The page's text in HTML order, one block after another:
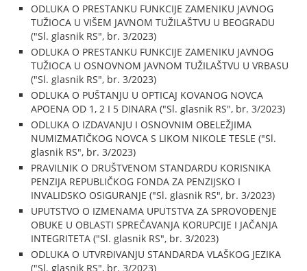
ODLUKA O PRESTANKU FUNKCIJE ZAMENIKU JAVNOG
TUŽIOCA U VIŠEM JAVNOM TUŽILAŠTVU U BEOGRADU
("Sl. glasnik RS", br. 3/2023)
ODLUKA O PRESTANKU FUNKCIJE ZAMENIKU JAVNOG
TUŽIOCA U OSNOVNOM JAVNOM TUŽILAŠTVU U VRBASU
("Sl. glasnik RS", br. 3/2023)
ODLUKA O PUŠTANJU U OPTICAJ KOVANOG NOVCA
APOENA OD 1, 2 I 5 DINARA ("Sl. glasnik RS", br. 3/2023)
ODLUKA O IZDAVANJU I OSNOVNIM OBELEŽJIMA
NUMIZMATIČKOG NOVCA S LIKOM NIKOLE TESLE ("Sl.
glasnik RS", br. 3/2023)
PRAVILNIK O DRUŠTVENOM STANDARDU KORISNIKA
PENZIJA REPUBLIČKOG FONDA ZA PENZIJSKO I
INVALIDSKO OSIGURANJE ("Sl. glasnik RS", br. 3/2023)
UPUTSTVO O IZMENAMA UPUTSTVA ZA SPROVOĐENJE
OBUKE U OBLASTI SPREČAVANJA KORUPCIJE I JAČANJA
INTEGRITETA ("Sl. glasnik RS", br. 3/2023)
ODLUKA O UTVRĐIVANJU STANDARDA VLAŠKOG JEZIKA
("Sl. glasnik RS", br. 3/2023)